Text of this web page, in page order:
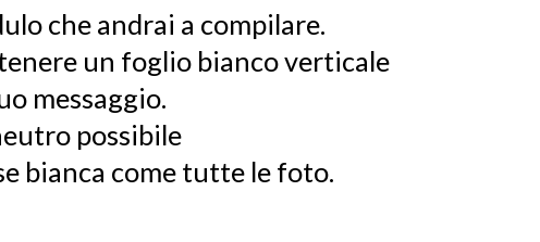
che andrai a compilare.
un foglio bianco verticale
messaggio.
possibile
bianca come tutte le foto.